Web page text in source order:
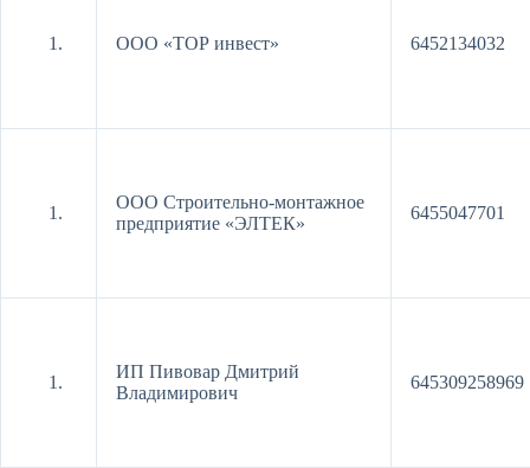
ООО «ТОР инвест» 6452134032
ООО Строительно-монтажное
предприятие «ЭЛТЕК»
6455047701
ИП Пивовар Дмитрий
Владимирович
645309258969